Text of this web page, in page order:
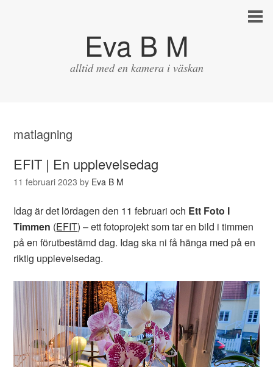
Eva B M
alltid med en kamera i väskan
matlagning
EFIT | En upplevelsedag
11 februari 2023 by Eva B M
Idag är det lördagen den 11 februari och Ett Foto I
Timmen (EFIT) – ett fotoprojekt som tar en bild i timmen
på en förutbestämd dag. Idag ska ni få hänga med på en
riktig upplevelsedag.